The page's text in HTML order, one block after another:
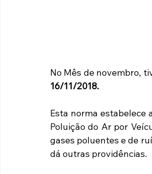
No Mês de novembro,
16/11/2018.
Esta norma estabelece
Poluição do Ar por
gases poluentes e de
dá outras providências.